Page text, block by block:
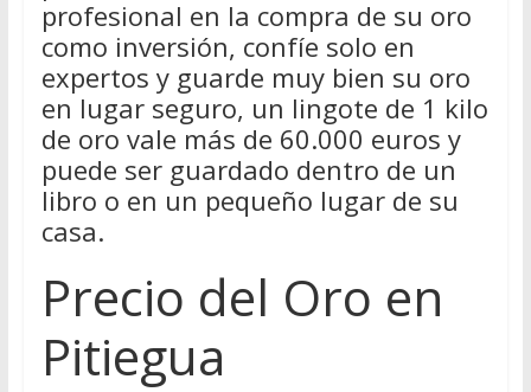
profesional en la compra de su oro
como inversión, confíe solo en
expertos y guarde muy bien su oro
en lugar seguro, un lingote de 1 kilo
de oro vale más de 60.000 euros y
puede ser guardado dentro de un
libro o en un pequeño lugar de su
casa.
Precio del Oro en
Pitiegua